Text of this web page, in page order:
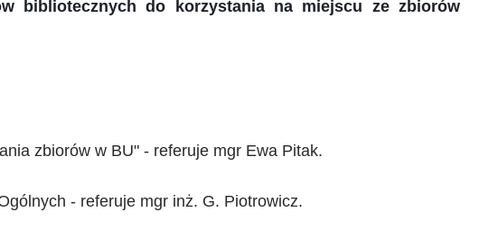
bibliotecznych do korzystania na miejscu ze zbiorów
zbiorów w BU" - referuje mgr Ewa Pitak.
- referuje mgr inż. G. Piotrowicz.